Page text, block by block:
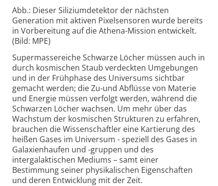
Abb.: Dieser Siliziumdetektor der nächsten
Generation mit aktiven Pixelsensoren wurde bereits
in Vorbereitung auf die Athena-Mission entwickelt.
(Bild: MPE)
Supermassereiche Schwarze Löcher müssen auch in
durch kosmischen Staub verdeckten Umgebungen
und in der Frühphase des Universums sichtbar
gemacht werden; die Zu-und Abflüsse von Materie
und Energie müssen verfolgt werden, während die
Schwarzen Löcher wachsen. Um mehr über das
Wachstum der kosmischen Strukturen zu erfahren,
brauchen die Wissenschaftler eine Kartierung des
heißen Gases im Universum - speziell des Gases in
Galaxienhaufen und -gruppen und des
intergalaktischen Mediums – samt einer
Bestimmung seiner physikalischen Eigenschaften
und deren Entwicklung mit der Zeit.